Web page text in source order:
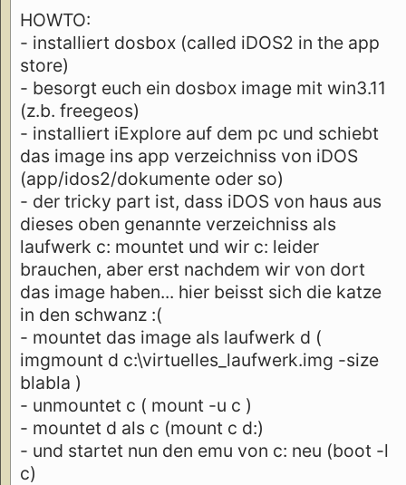
HOWTO:
- installiert dosbox (called iDOS2 in the app
store)
- besorgt euch ein dosbox image mit win3.11
(z.b. freegeos)
- installiert iExplore auf dem pc und schiebt
das image ins app verzeichniss von iDOS
(app/idos2/dokumente oder so)
- der tricky part ist, dass iDOS von haus aus
dieses oben genannte verzeichniss als
laufwerk c: mountet und wir c: leider
brauchen, aber erst nachdem wir von dort
das image haben... hier beisst sich die katze
in den schwanz :(
- mountet das image als laufwerk d (
imgmount d c:\virtuelles_laufwerk.img -size
blabla )
- unmountet c ( mount -u c )
- mountet d als c (mount c d:)
- und startet nun den emu von c: neu (boot -l
c)